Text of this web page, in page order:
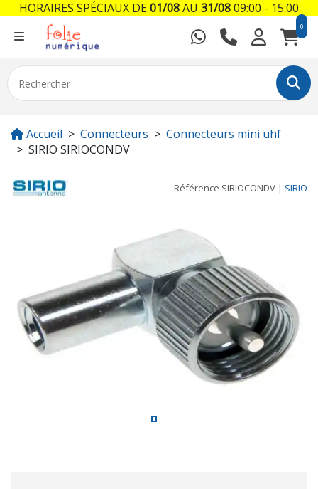
0
Accueil Connecteurs
Connecteurs mini uhf
SIRIO SIRIOCONDV
Référence SIRIOCONDV | SIRIO
HORAIRES SPÉCIAUX DE01/08AU 31/0809:00 - 15:00